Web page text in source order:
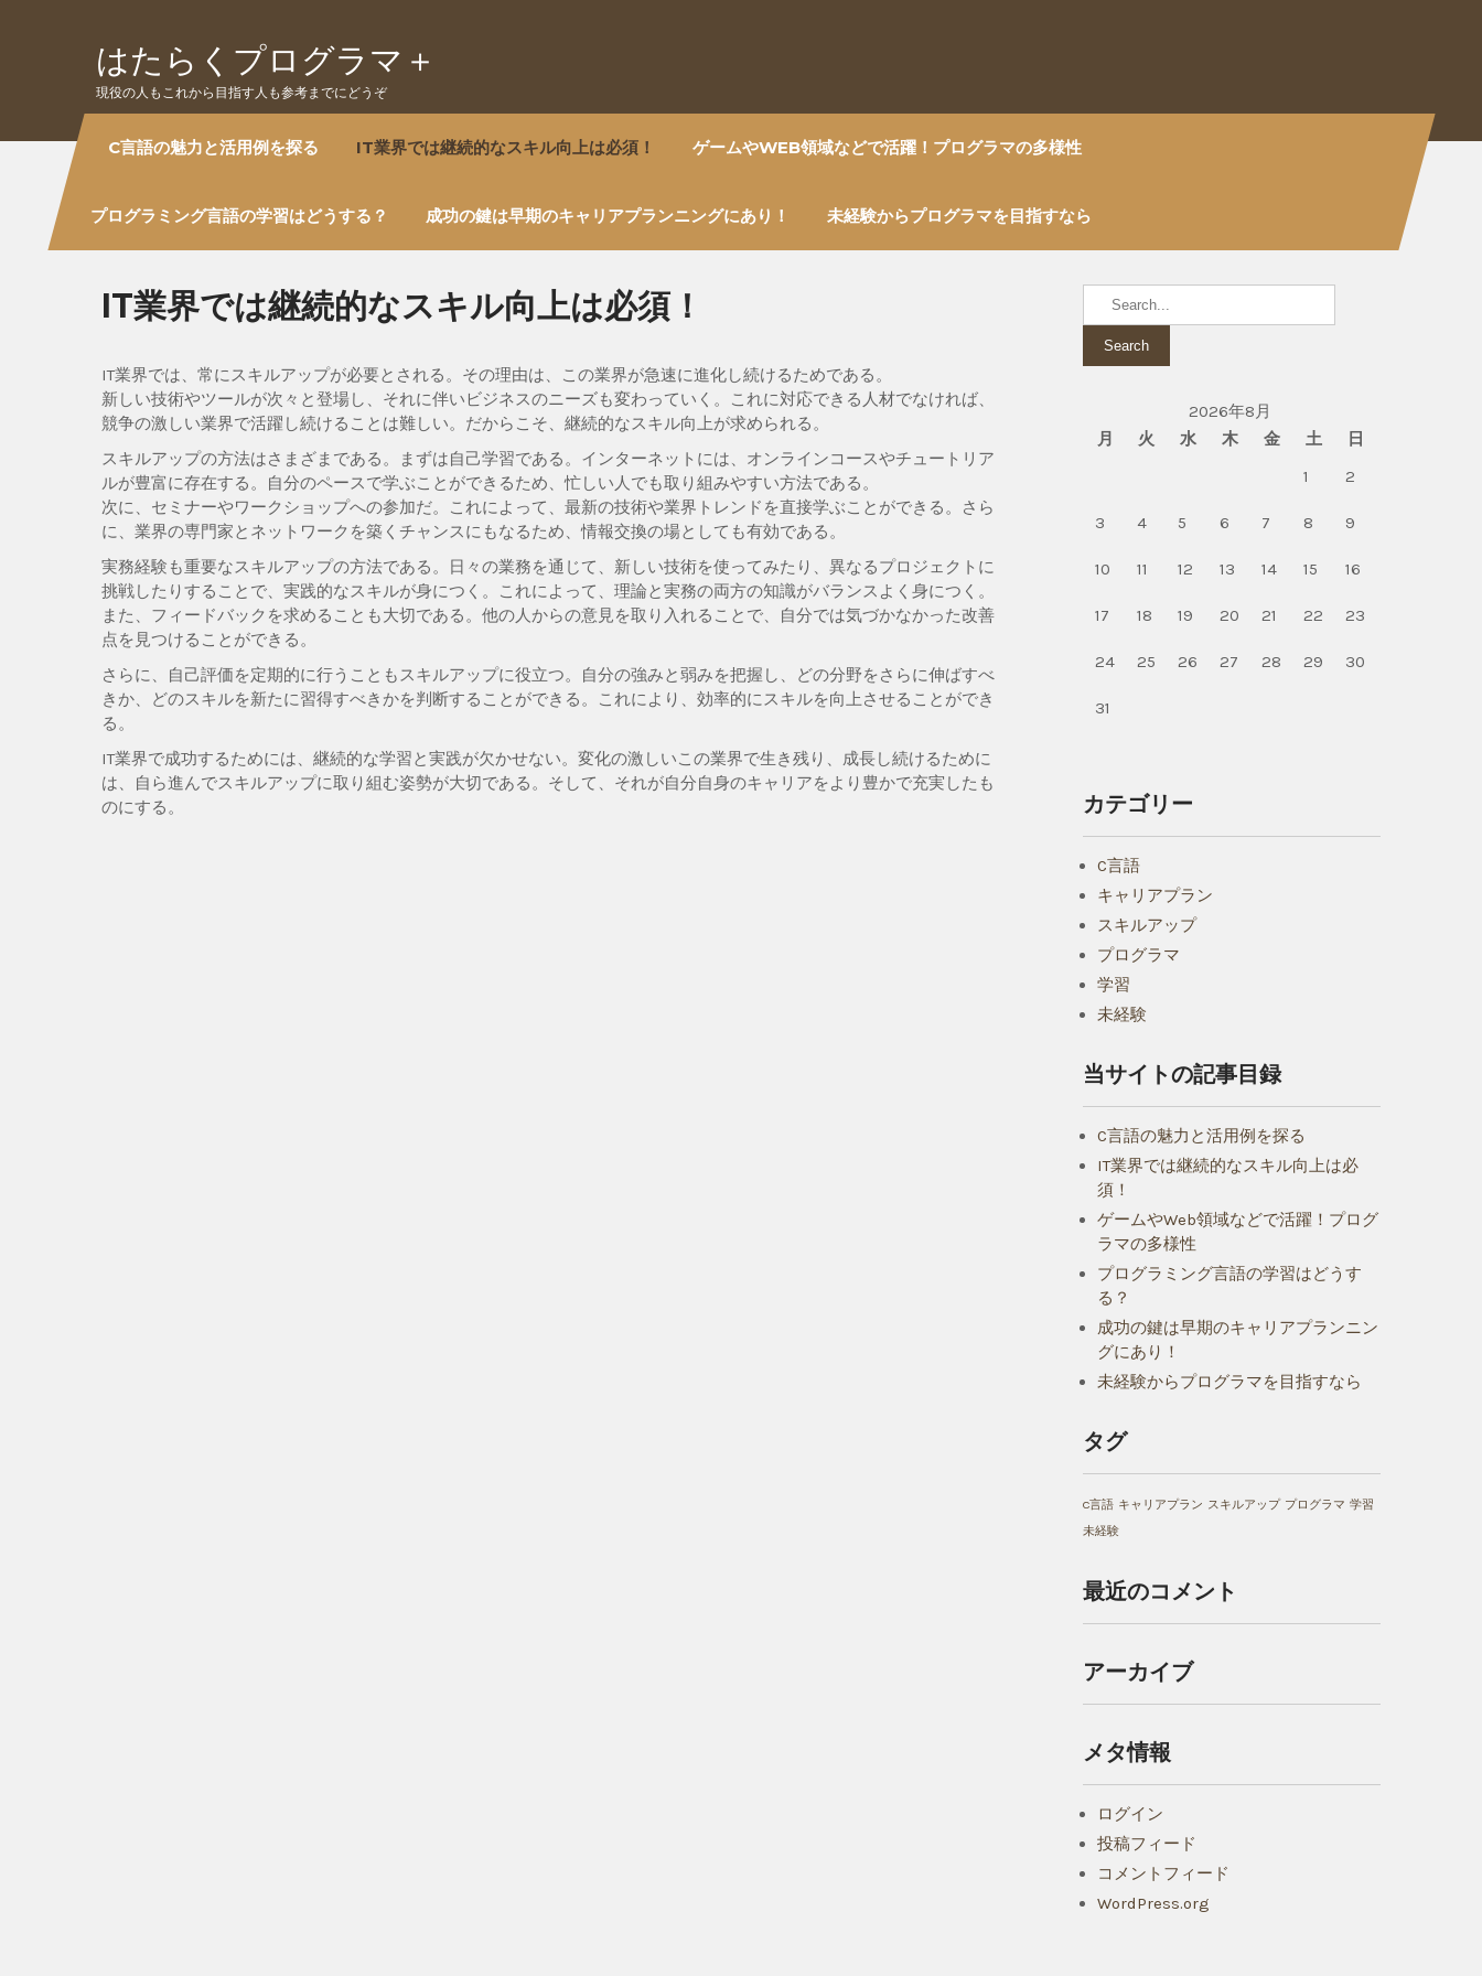
はたらくプログラマ＋
現役の人もこれから目指す人も参考までにどうぞ
C言語の魅力と活用例を探る IT業界では継続的なスキル向上は必須！ ゲームやWEB領域などで活躍！プログラマの多様性
プログラミング言語の学習はどうする？ 成功の鍵は早期のキャリアプランニングにあり！ 未経験からプログラマを目指すなら
IT業界では継続的なスキル向上は必須！
IT業界では、常にスキルアップが必要とされる。その理由は、この業界が急速に進化し続けるためである。
新しい技術やツールが次々と登場し、それに伴いビジネスのニーズも変わっていく。これに対応できる人材でなければ、
競争の激しい業界で活躍し続けることは難しい。だからこそ、継続的なスキル向上が求められる。
スキルアップの方法はさまざまである。まずは自己学習である。インターネットには、オンラインコースやチュートリア
ルが豊富に存在する。自分のペースで学ぶことができるため、忙しい人でも取り組みやすい方法である。
次に、セミナーやワークショップへの参加だ。これによって、最新の技術や業界トレンドを直接学ぶことができる。さら
に、業界の専門家とネットワークを築くチャンスにもなるため、情報交換の場としても有効である。
実務経験も重要なスキルアップの方法である。日々の業務を通じて、新しい技術を使ってみたり、異なるプロジェクトに
挑戦したりすることで、実践的なスキルが身につく。これによって、理論と実務の両方の知識がバランスよく身につく。
また、フィードバックを求めることも大切である。他の人からの意見を取り入れることで、自分では気づかなかった改善
点を見つけることができる。
さらに、自己評価を定期的に行うこともスキルアップに役立つ。自分の強みと弱みを把握し、どの分野をさらに伸ばすべ
きか、どのスキルを新たに習得すべきかを判断することができる。これにより、効率的にスキルを向上させることができ
る。
IT業界で成功するためには、継続的な学習と実践が欠かせない。変化の激しいこの業界で生き残り、成長し続けるために
は、自ら進んでスキルアップに取り組む姿勢が大切である。そして、それが自分自身のキャリアをより豊かで充実したも
のにする。
2026年8月
月
火 水 木 金 土
日
1
2
3 4 5 6 7 8 9
10 11 12 13 14 15 16
17 18 19 20 21 22 23
24 25 26 27 28 29 30
31
カテゴリー
C言語
キャリアプラン
スキルアップ
プログラマ
学習
未経験
当サイトの記事目録
C言語の魅力と活用例を探る
IT業界では継続的なスキル向上は必
須！
ゲームやWeb領域などで活躍！プログ
ラマの多様性
プログラミング言語の学習はどうす
る？
成功の鍵は早期のキャリアプランニン
グにあり！
未経験からプログラマを目指すなら
タグ
C言語 キャリアプラン スキルアップ プログラマ 学習
未経験
最近のコメント
アーカイブ
メタ情報
ログイン
投稿フィード
コメントフィード
WordPress.org